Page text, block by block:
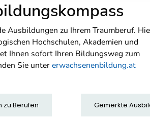
Ausbildungen zu Ihrem Traumberuf.
Hochschulen, Akademien und
Ihnen sofort Ihren Bildungsweg zum
Sie untererwachsenenbildung.at
zu Berufen Gemerkte